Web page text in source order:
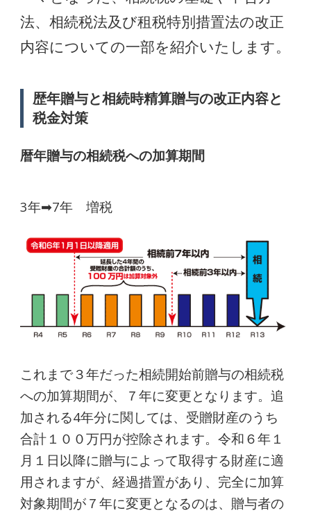
法、相続税法及び租税特別措置法の改正
内容についての一部を紹介いたします。
歴年贈与と相続時精算贈与の改正内容と
税金対策
暦年贈与の相続税への加算期間
3年➡7年 増税
これまで３年だった相続開始前贈与の相続税
への加算期間が、７年に変更となります。追
加される4年分に関しては、受贈財産のうち
合計１００万円が控除されます。令和６年１
月１日以降に贈与によって取得する財産に適
用されますが、経過措置があり、完全に加算
対象期間が７年に変更となるのは、贈与者の